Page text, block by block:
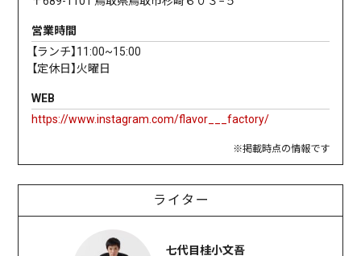
営業時間
【ランチ】11:00~15:00
【定休日】火曜日
WEB
https://www.instagram.com/flavor___factory/
※掲載時点の情報です
ライター
七代目桂小文吾